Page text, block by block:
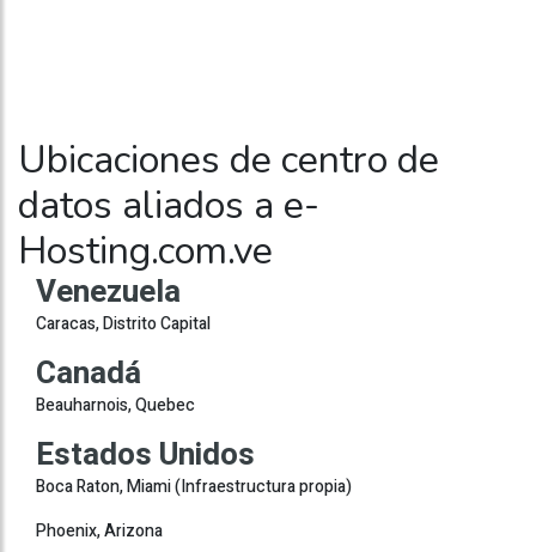
Ubicaciones de centro de
datos aliados a e-
Hosting.com.ve
Venezuela
Caracas, Distrito Capital
Canadá
Beauharnois, Quebec
Estados Unidos
Boca Raton, Miami (Infraestructura propia)
Phoenix, Arizona